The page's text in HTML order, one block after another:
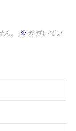
。 ※が付いてい